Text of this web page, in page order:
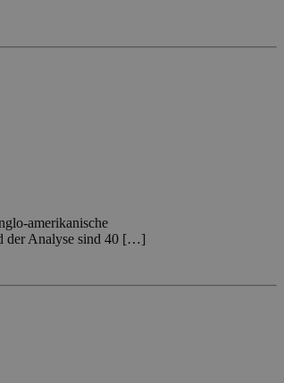
amerikanische
der Analyse sind 40 […]